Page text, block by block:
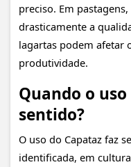
preciso. Em
drasticamente a
lagartas podem afetar
produtividade.
Quando o
sentido?
O uso do Capataz faz
identificada, em